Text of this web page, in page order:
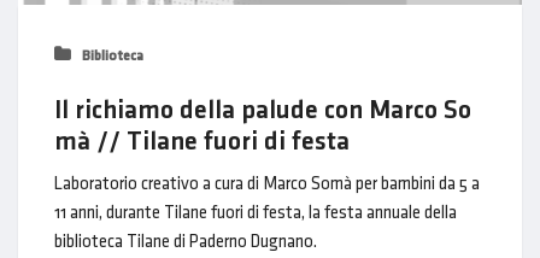
Biblioteca
Il richiamo della palude con Marco So
mà // Tilane fuori di festa
Laboratorio creativo a cura di Marco Somà per bambini da 5 a
11 anni, durante Tilane fuori di festa, la festa annuale della
biblioteca Tilane di Paderno Dugnano.